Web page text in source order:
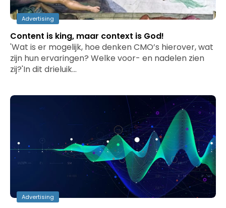
Advertising
Content is king, maar context is God!
'Wat is er mogelijk, hoe denken CMO’s hierover, wat
zijn hun ervaringen? Welke voor- en nadelen zien
zij?'In dit drieluik…
Advertising